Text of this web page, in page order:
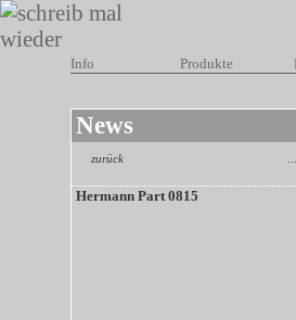
Info Produkte
News
zurück
Hermann Part 0815